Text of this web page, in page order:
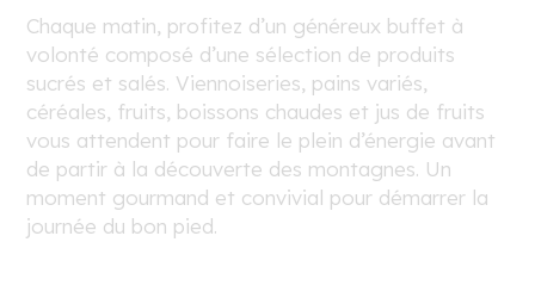
Chaque matin, profitez d’un généreux buffet à
volonté composé d’une sélection de produits
sucrés et salés. Viennoiseries, pains variés,
céréales, fruits, boissons chaudes et jus de fruits
vous attendent pour faire le plein d’énergie avant
de partir à la découverte des montagnes. Un
moment gourmand et convivial pour démarrer la
journée du bon pied.